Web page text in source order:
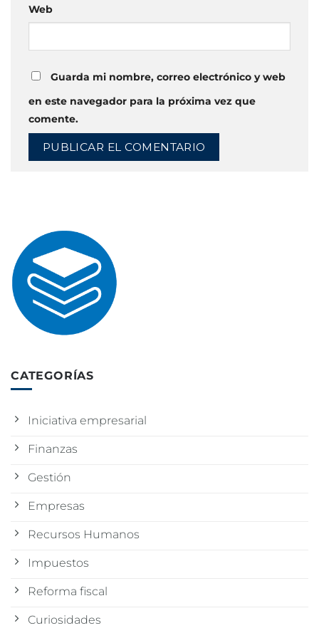
Web
Guarda mi nombre, correo electrónico y web
en este navegador para la próxima vez que
comente.
CATEGORÍAS
Iniciativa empresarial
Finanzas
Gestión
Empresas
Recursos Humanos
Impuestos
Reforma fiscal
Curiosidades